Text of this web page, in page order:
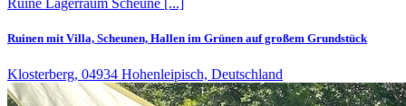
Ruine Lagerraum Scheune [...]
Ruinen mit Villa, Scheunen, Hallen im Grünen auf großem Grundstück
Klosterberg, 04934 Hohenleipisch, Deutschland